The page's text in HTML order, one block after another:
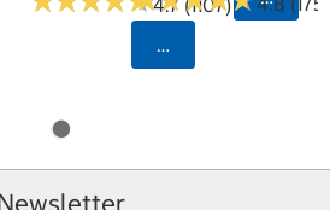
4.7 (1107)
Seleccionar